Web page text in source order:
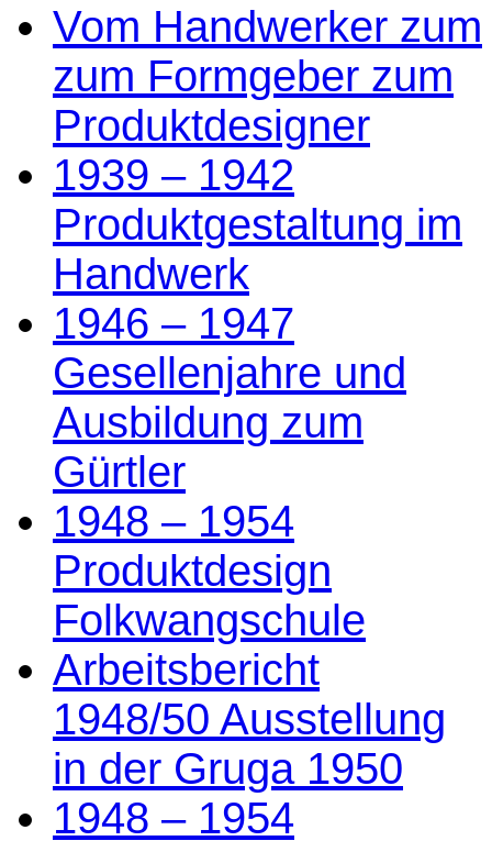
Vom Handwerker zum
zum Formgeber zum
Produktdesigner
1939 – 1942
Produktgestaltung im
Handwerk
1946 – 1947
Gesellenjahre und
Ausbildung zum
Gürtler
1948 – 1954
Produktdesign
Folkwangschule
Arbeitsbericht
1948/50 Ausstellung
in der Gruga 1950
1948 – 1954